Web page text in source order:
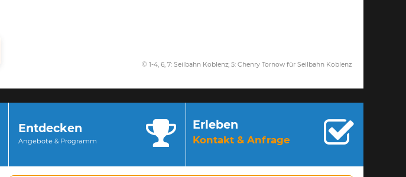
© 1-4, 6, 7: Seilbahn Koblenz; 5: Chenry Tornow für Seilbahn Koblenz
Entdecken
Angebote & Programm
Erleben
Kontakt & Anfrage